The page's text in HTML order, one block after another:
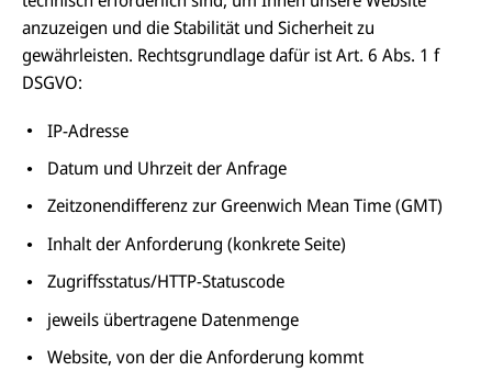
anzuzeigen und die Stabilität und Sicherheit zu
gewährleisten. Rechtsgrundlage dafür ist Art. 6 Abs. 1 f
DSGVO:
IP-Adresse
Datum und Uhrzeit der Anfrage
Zeitzonendifferenz zur Greenwich Mean Time (GMT)
Inhalt der Anforderung (konkrete Seite)
Zugriffsstatus/HTTP-Statuscode
jeweils übertragene Datenmenge
Website, von der die Anforderung kommt